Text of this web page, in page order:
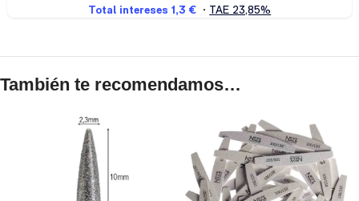
También te recomendamos…